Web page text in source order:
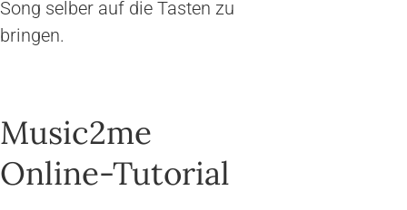
Song selber auf die Tasten zu
bringen.
Music2me
Online-Tutorial